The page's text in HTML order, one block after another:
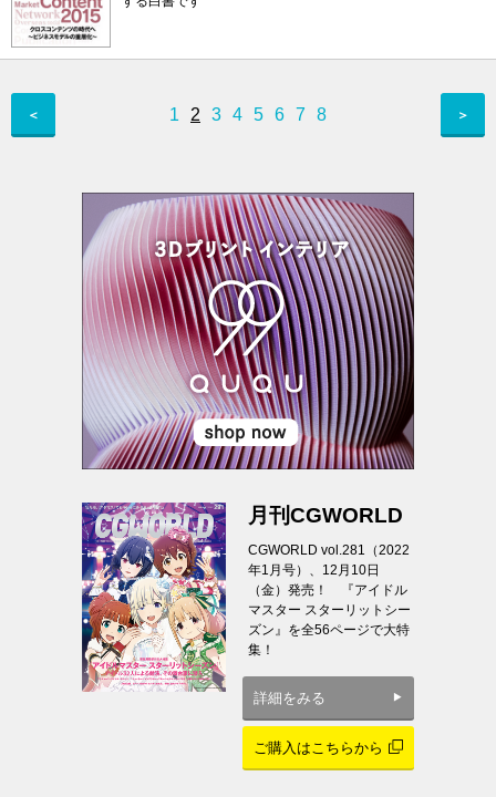
＜ 1 2 3 4 5 6 7 8 ＞
月刊CGWORLD
CGWORLD vol.281（2022
年1月号）、12月10日
（金）発売！ 『アイドル
マスター スターリットシー
ズン』を全56ページで大特
集！
詳細をみる
ご購入はこちらから